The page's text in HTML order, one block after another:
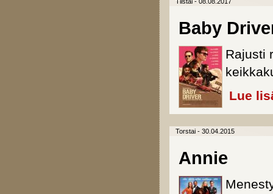
Baby
Rajusti
Lue
Torstai - 30.04.2015
Annie